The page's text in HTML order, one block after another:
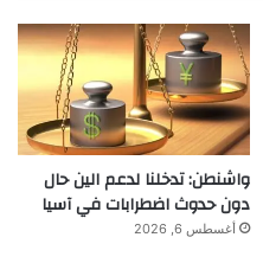
واشنطن: تدخلنا لدعم الين حال
دون حدوث اضطرابات في آسيا
أغسطس 6, 2026